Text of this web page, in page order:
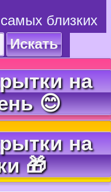
близких
Искать
на
😊
на
🎁